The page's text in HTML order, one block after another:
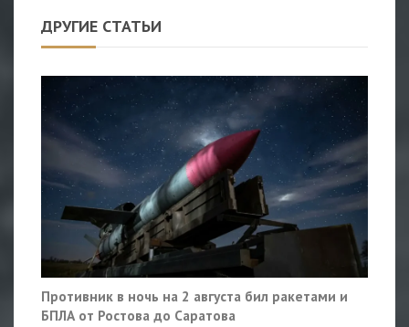
ДРУГИЕ СТАТЬИ
Противник в ночь на 2 августа бил ракетами и
БПЛА от Ростова до Саратова